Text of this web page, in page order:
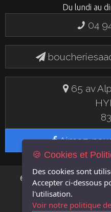
Du lundi au
04
65 av
Aimez-
© 2019 BOUCHERIE
MENTIONS LÉGALES|GÉRER LES
🍪 Cookies et
Des cookies sont
Accepter ci-dessous
l'utilisation.
Voir notre politique